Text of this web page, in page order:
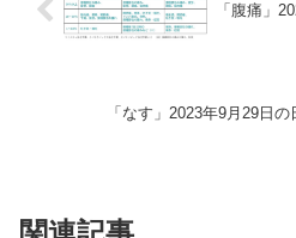
「腹痛」
「なす」2023年9月29日の